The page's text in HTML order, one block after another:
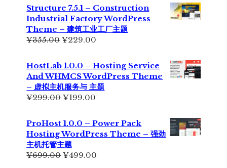
Structure 7.5.1 – Construction
Industrial Factory WordPress
Theme – 建筑工业工厂主题
¥355.00原
为：
¥355.00。
¥229.00
价
格
为：
¥229.00。
HostLab 1.0.0 – Hosting Service
And WHMCS WordPress Theme
– 虚拟主机服务与 主题
¥299.00原
为：
¥299.00。
¥199.00
价
格
为：
ProHost 1.0.0 – Power Pack
Hosting WordPress Theme – 强劲
主机托管主题
¥699.00原
¥499.00